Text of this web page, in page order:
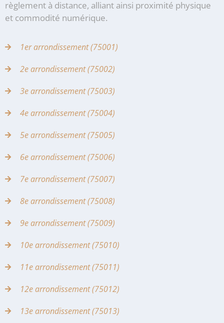
règlement à distance, alliant ainsi proximité physique
et commodité numérique.
1er arrondissement (75001)
2e arrondissement (75002)
3e arrondissement (75003)
4e arrondissement (75004)
5e arrondissement (75005)
6e arrondissement (75006)
7e arrondissement (75007)
8e arrondissement (75008)
9e arrondissement (75009)
10e arrondissement (75010)
11e arrondissement (75011)
12e arrondissement (75012)
13e arrondissement (75013)